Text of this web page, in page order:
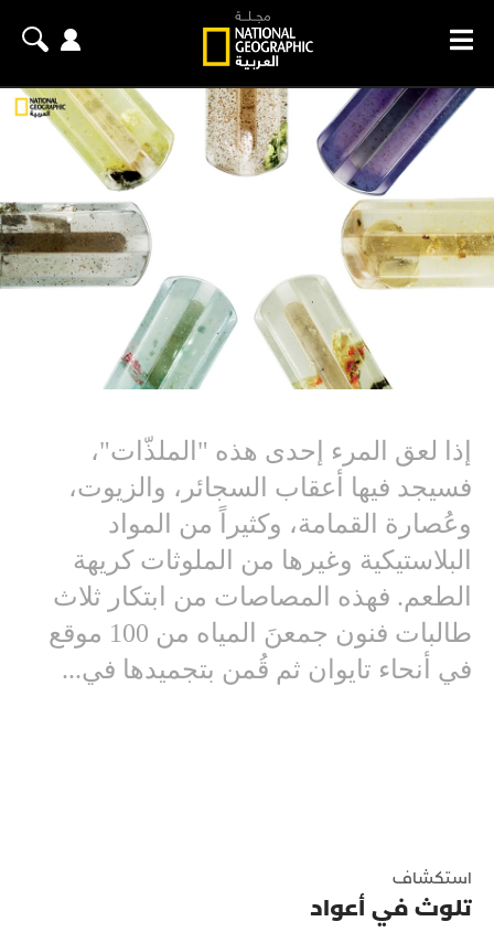
إذا لعق المرء إحدى هذه "الملذّات"،
فسيجد فيها أعقاب السجائر، والزيوت،
وعُصارة القمامة، وكثيراً من المواد
البلاستيكية وغيرها من الملوثات كريهة
الطعم. فهذه المصاصات من ابتكار ثلاث
طالبات فنون جمعنَ المياه من 100 موقع
في أنحاء تايوان ثم قُمن بتجميدها في...
استكشاف
تلوث في أعواد